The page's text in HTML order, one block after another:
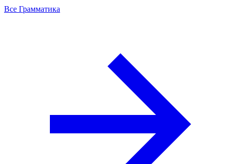
Все Грамматика